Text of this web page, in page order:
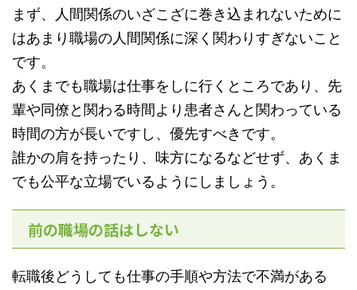
まず、人間関係のいざこざに巻き込まれないために
はあまり職場の人間関係に深く関わりすぎないこと
です。
あくまでも職場は仕事をしに行くところであり、先
輩や同僚と関わる時間より患者さんと関わっている
時間の方が長いですし、優先すべきです。
誰かの肩を持ったり、味方になるなどせず、あくま
でも公平な立場でいるようにしましょう。
前の職場の話はしない
転職後どうしても仕事の手順や方法で不満がある